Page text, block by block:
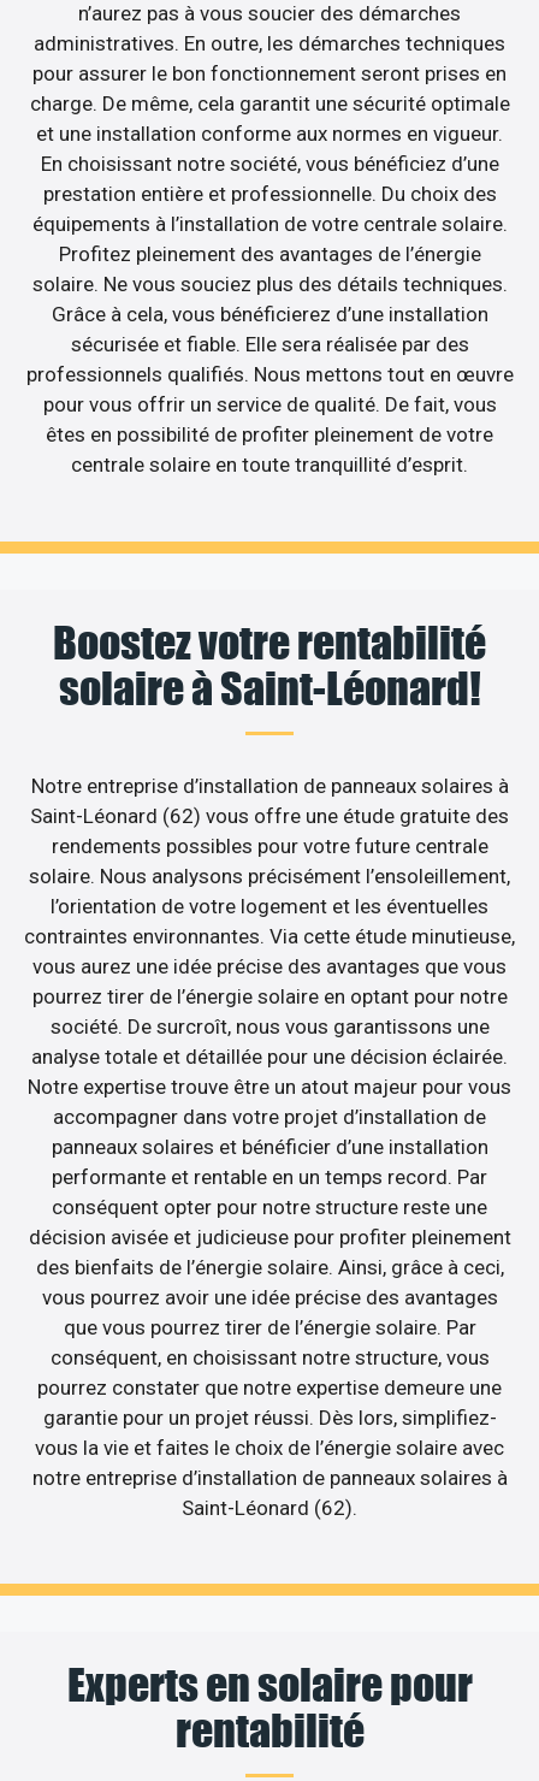
n’aurez pas à vous soucier des démarches
administratives. En outre, les démarches techniques
pour assurer le bon fonctionnement seront prises en
charge. De même, cela garantit une sécurité optimale
et une installation conforme aux normes en vigueur.
En choisissant notre société, vous bénéficiez d’une
prestation entière et professionnelle. Du choix des
équipements à l’installation de votre centrale solaire.
Profitez pleinement des avantages de l’énergie
solaire. Ne vous souciez plus des détails techniques.
Grâce à cela, vous bénéficierez d’une installation
sécurisée et fiable. Elle sera réalisée par des
professionnels qualifiés. Nous mettons tout en œuvre
pour vous offrir un service de qualité. De fait, vous
êtes en possibilité de profiter pleinement de votre
centrale solaire en toute tranquillité d’esprit.
Boostez votre rentabilité
solaire à Saint-Léonard!
Notre entreprise d’installation de panneaux solaires à
Saint-Léonard (62) vous offre une étude gratuite des
rendements possibles pour votre future centrale
solaire. Nous analysons précisément l’ensoleillement,
l’orientation de votre logement et les éventuelles
contraintes environnantes. Via cette étude minutieuse,
vous aurez une idée précise des avantages que vous
pourrez tirer de l’énergie solaire en optant pour notre
société. De surcroît, nous vous garantissons une
analyse totale et détaillée pour une décision éclairée.
Notre expertise trouve être un atout majeur pour vous
accompagner dans votre projet d’installation de
panneaux solaires et bénéficier d’une installation
performante et rentable en un temps record. Par
conséquent opter pour notre structure reste une
décision avisée et judicieuse pour profiter pleinement
des bienfaits de l’énergie solaire. Ainsi, grâce à ceci,
vous pourrez avoir une idée précise des avantages
que vous pourrez tirer de l’énergie solaire. Par
conséquent, en choisissant notre structure, vous
pourrez constater que notre expertise demeure une
garantie pour un projet réussi. Dès lors, simplifiez-
vous la vie et faites le choix de l’énergie solaire avec
notre entreprise d’installation de panneaux solaires à
Saint-Léonard (62).
Experts en solaire pour
rentabilité